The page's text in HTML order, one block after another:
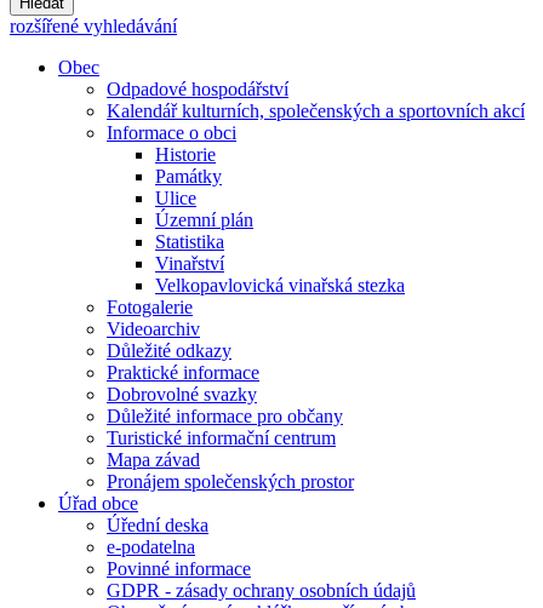
rozšířené vyhledávání
Obec
Odpadové hospodářství
Kalendář kulturních, společenských a sportovních akcí
Informace o obci
Historie
Památky
Ulice
Územní plán
Statistika
Vinařství
Velkopavlovická vinařská stezka
Fotogalerie
Videoarchiv
Důležité odkazy
Praktické informace
Dobrovolné svazky
Důležité informace pro občany
Turistické informační centrum
Mapa závad
Pronájem společenských prostor
Úřad obce
Úřední deska
e-podatelna
Povinné informace
GDPR - zásady ochrany osobních údajů